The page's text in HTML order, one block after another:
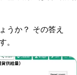
うか？ その答え
。